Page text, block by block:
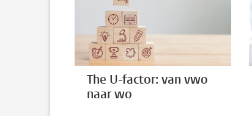
The U-factor: van vwo
naar wo